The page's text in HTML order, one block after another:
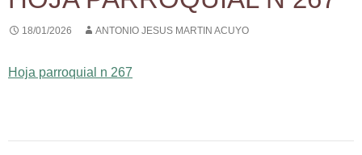
18/01/2026 ANTONIO JESUS MARTIN ACUYO
Hoja parroquial n 267